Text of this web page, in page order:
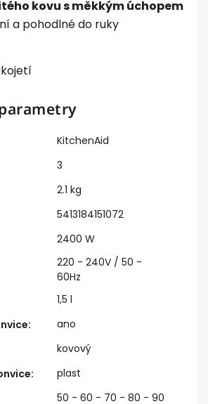
kovu s měkkým úchopem
a pohodlné do ruky
KitchenAid
3
2.1 kg
5413184151072
2400 W
220 - 240V / 50 -
60Hz
1,5 l
:
ano
kovový
:
plast
50 - 60 - 70 - 80 - 90